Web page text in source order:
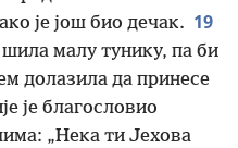
је још био дечак. 19
малу тунику, па би
долазила да принесе
је благословио
„Нека ти Јехова